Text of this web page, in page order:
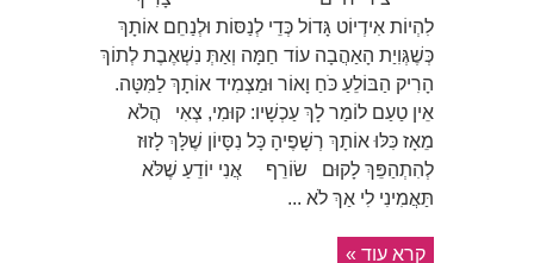
לִהְיוֹת אִידְיוֹט גָּדוֹל כְּדֵי לְנַסּוֹת וּלְנַחֵם אוֹתָךְ
כְּשֶׁגְּוִיַת הָאַהֲבָה עוֹד חַמָּה וְאַתְּ נִשְׁאֶבֶת לְתוֹךְ
הָרִיק הַבּוֹלֵעַ כֹּחַ וָאוֹר וּמַצְמִיד אוֹתָךְ לַמִּטָּה.
אֵין טַעַם לוֹמַר לָךְ עַכְשָׁיו: קוּמִי, צְאִי הֲלֹא
מֵאָז כִּלּוּ אוֹתָךְ רְשָׁפֶיהָ כָּל נִסָּיוֹן שֶׁלָּךְ לָזוּז
לְהִתְהַפֵּךְ לָקוּם שׂוֹרֵף אֲנִי יוֹדֵעַ שֶׁלֹּא
תַּאֲמִינִי לִי אַךְ לֹא ...
קרא עוד »